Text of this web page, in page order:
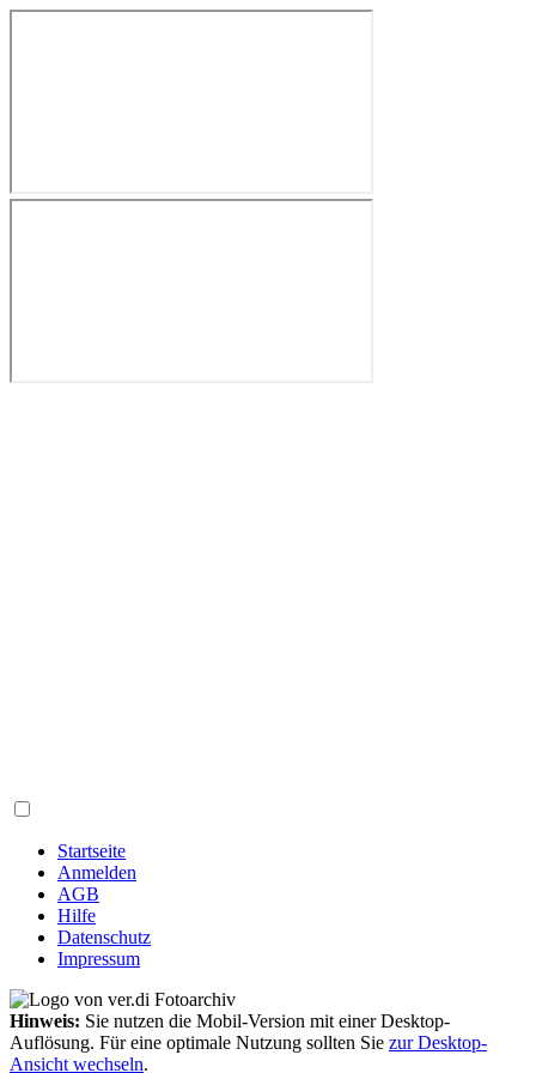
Startseite
Anmelden
AGB
Hilfe
Datenschutz
Impressum
Hinweis: Sie nutzen die Mobil-Version mit einer Desktop-
Auflösung. Für eine optimale Nutzung sollten Sie zur Desktop-
Ansicht wechseln.